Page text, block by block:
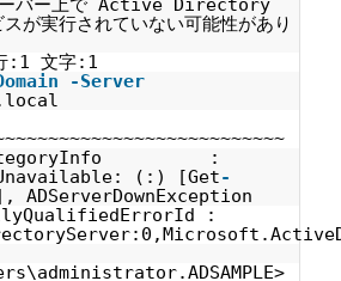
ーバー上で Active Directory
が実行されていない可能性があり
:1 文字:1
-Server
:
(:) [Get-
ADServerDownException
: